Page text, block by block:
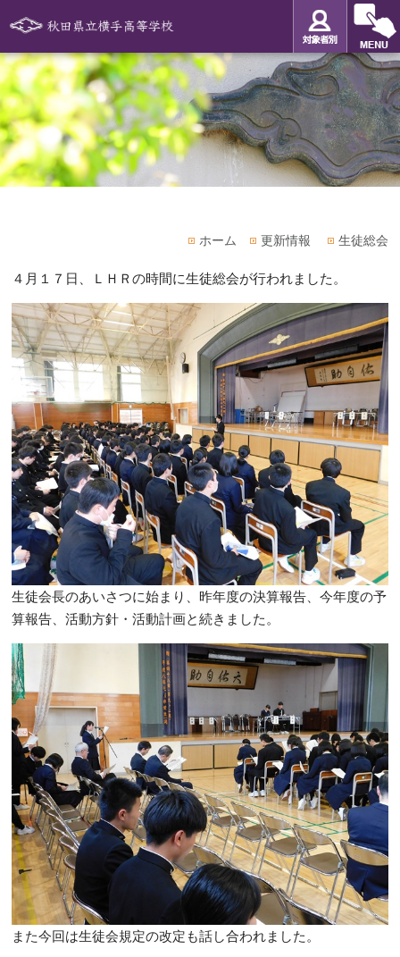
ホーム 更新情報 生徒総会
４月１７日、ＬＨＲの時間に生徒総会が行われました。
生徒会長のあいさつに始まり、昨年度の決算報告、今年度の予
算報告、活動方針・活動計画と続きました。
また今回は生徒会規定の改定も話し合われました。